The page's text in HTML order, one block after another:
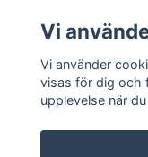
Sociala medier
Vi
Vi använder
visas för dig och
upplevelse när